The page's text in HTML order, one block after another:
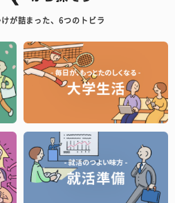
が詰まった、6つのトビラ